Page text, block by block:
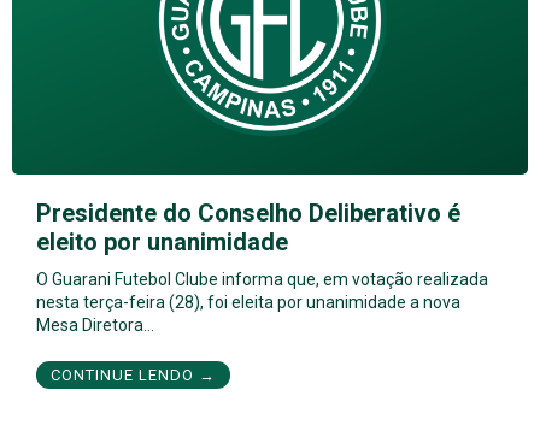
Presidente do Conselho Deliberativo é
eleito por unanimidade
O Guarani Futebol Clube informa que, em votação realizada
nesta terça-feira (28), foi eleita por unanimidade a nova
Mesa Diretora…
CONTINUE LENDO →